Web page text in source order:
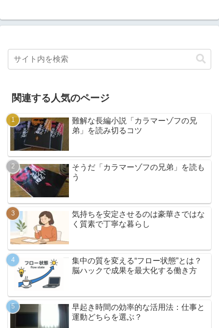
関連する人気のページ
難解な長編小説「カラマーゾフの兄
弟」を読み切るコツ
そうだ「カラマーゾフの兄弟」を読も
う
気持ちを安定させるのは豪華さではな
く質素で丁寧な暮らし
集中の質を変える“フロー状態”とは？
脳ハックで成果を最大化する働き方
早起き時間の効率的な活用法：仕事と
運動どちらを選ぶ？